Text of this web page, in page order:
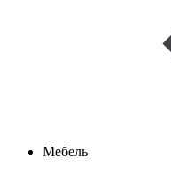
Мебель